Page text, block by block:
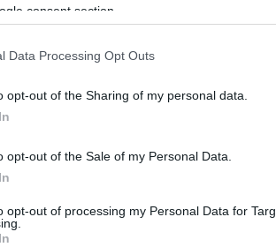
consent section.
Data Processing Opt Outs
opt-out of the Sharing of my personal data.
opt-out of the Sale of my Personal Data.
opt-out of processing my Personal Data for
τη λάθος απόφασή της να
Vogue το 2011 ότι της
που είχε βάλει:
«Οι
της το 2017, ανέφερε:
“μην τα βάζεις με το στήθος
το αρνιόμουν, τι ηλίθιο.
Απλώς ευχαριστήσου αυτό